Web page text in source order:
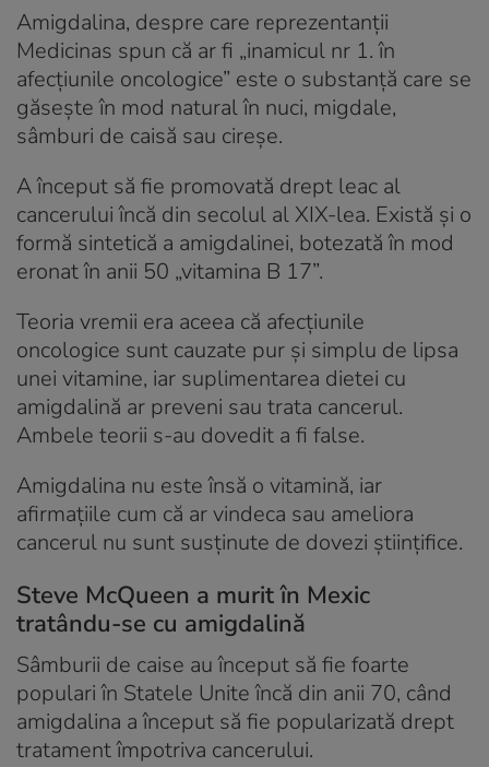
Amigdalina, despre care reprezentanții
Medicinas spun că ar fi „inamicul nr 1. în
afecțiunile oncologice” este o substanță care se
găsește în mod natural în nuci, migdale,
sâmburi de caisă sau cireșe.
A început să fie promovată drept leac al
cancerului încă din secolul al XIX-lea. Există și o
formă sintetică a amigdalinei, botezată în mod
eronat în anii 50 „vitamina B 17”.
Teoria vremii era aceea că afecțiunile
oncologice sunt cauzate pur și simplu de lipsa
unei vitamine, iar suplimentarea dietei cu
amigdalină ar preveni sau trata cancerul.
Ambele teorii s-au dovedit a fi false.
Amigdalina nu este însă o vitamină, iar
afirmațiile cum că ar vindeca sau ameliora
cancerul nu sunt susținute de dovezi științifice.
Steve McQueen a murit în Mexic
tratându-se cu amigdalină
Sâmburii de caise au început să fie foarte
populari în Statele Unite încă din anii 70, când
amigdalina a început să fie popularizată drept
tratament împotriva cancerului.